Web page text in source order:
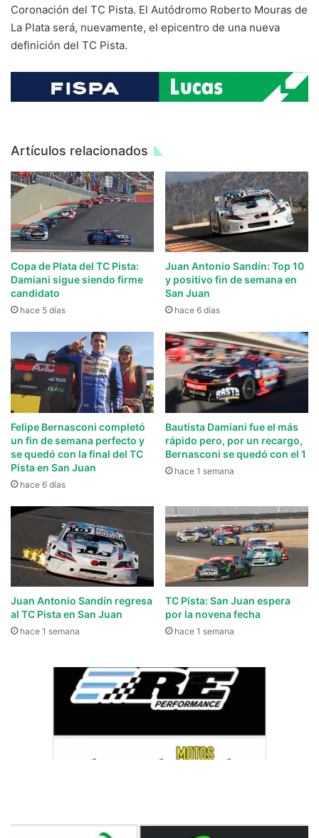
Coronación del TC Pista. El Autódromo Roberto Mouras de
La Plata será, nuevamente, el epicentro de una nueva
definición del TC Pista.
Artículos relacionados
Copa de Plata del TC Pista:
Damiani sigue siendo firme
candidato
hace 5 días
Juan Antonio Sandín: Top 10
y positivo fin de semana en
San Juan
hace 6 días
Felipe Bernasconi completó
un fin de semana perfecto y
se quedó con la final del TC
Pista en San Juan
hace 6 días
Bautista Damiani fue el más
rápido pero, por un recargo,
Bernasconi se quedó con el 1
hace 1 semana
Juan Antonio Sandín regresa
al TC Pista en San Juan
hace 1 semana
TC Pista: San Juan espera
por la novena fecha
hace 1 semana